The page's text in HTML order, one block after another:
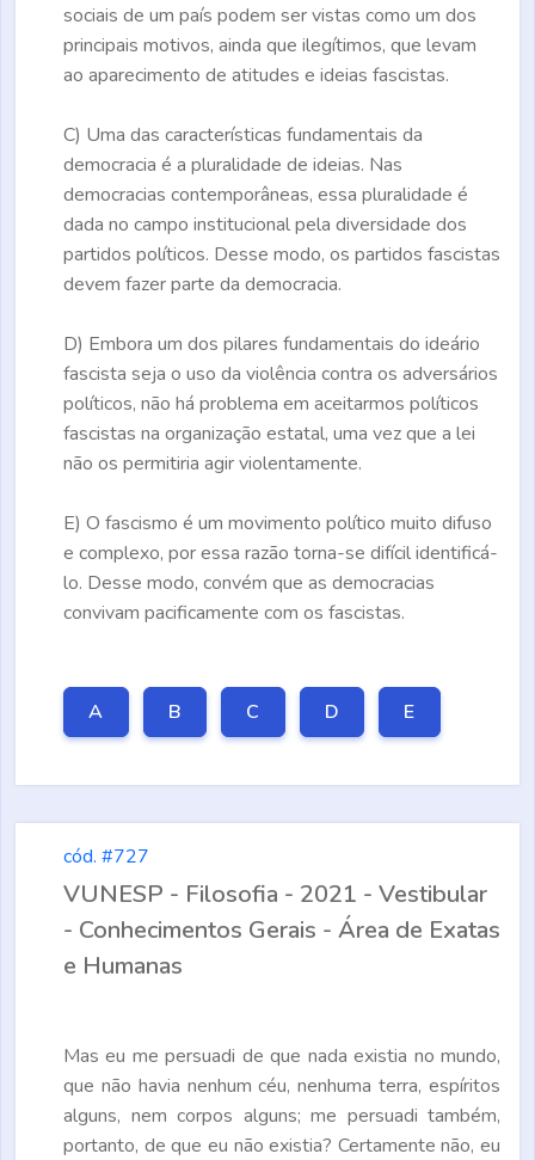
sociais de um país podem ser vistas como um dos
principais motivos, ainda que ilegítimos, que levam
ao aparecimento de atitudes e ideias fascistas.
C) Uma das características fundamentais da
democracia é a pluralidade de ideias. Nas
democracias contemporâneas, essa pluralidade é
dada no campo institucional pela diversidade dos
partidos políticos. Desse modo, os partidos fascistas
devem fazer parte da democracia.
D) Embora um dos pilares fundamentais do ideário
fascista seja o uso da violência contra os adversários
políticos, não há problema em aceitarmos políticos
fascistas na organização estatal, uma vez que a lei
não os permitiria agir violentamente.
E) O fascismo é um movimento político muito difuso
e complexo, por essa razão torna-se difícil identificá-
lo. Desse modo, convém que as democracias
convivam pacificamente com os fascistas.
A B C D E
cód. #727
VUNESP - Filosofia - 2021 - Vestibular
- Conhecimentos Gerais - Área de Exatas
e Humanas
Mas eu me persuadi de que nada existia no mundo,
que não havia nenhum céu, nenhuma terra, espíritos
alguns, nem corpos alguns; me persuadi também,
portanto, de que eu não existia? Certamente não, eu